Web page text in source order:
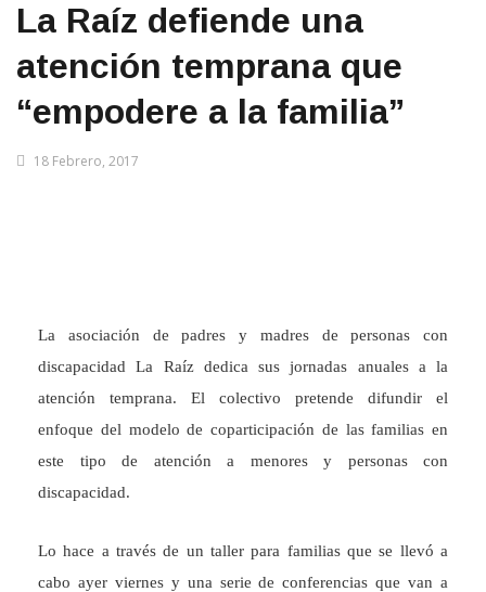
La Raíz defiende una
atención temprana que
“empodere a la familia”
18 Febrero, 2017
La asociación de padres y madres de personas con
discapacidad La Raíz dedica sus jornadas anuales a la
atención temprana. El colectivo pretende difundir el
enfoque del modelo de coparticipación de las familias en
este tipo de atención a menores y personas con
discapacidad.
Lo hace a través de un taller para familias que se llevó a
cabo ayer viernes y una serie de conferencias que van a